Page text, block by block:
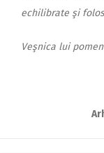
echilibrate şi
Veşnica lui